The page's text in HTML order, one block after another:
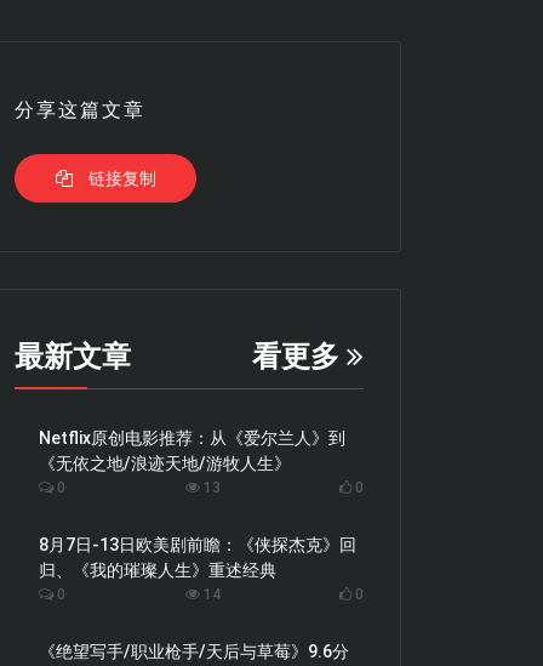
分享这篇文章
链接复制
最新文章 看更多
Netflix原创电影推荐：从《爱尔兰人》到
《无依之地/浪迹天地/游牧人生》
0 13 0
8月7日-13日欧美剧前瞻：《侠探杰克》回
归、《我的璀璨人生》重述经典
0 14 0
《绝望写手/职业枪手/天后与草莓》9.6分